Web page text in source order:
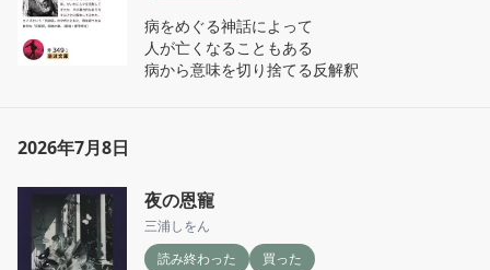
病をめぐる神話によって
人が亡くなることもある
病から意味を切り捨てる反解釈
2026年7月8日
夜の恩寵
三浦しをん
読み終わった
買った